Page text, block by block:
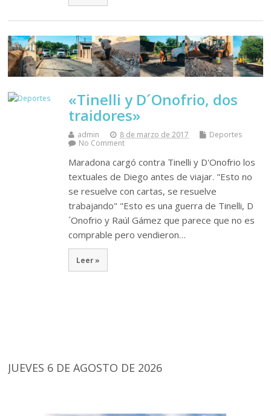
«Tinelli y D´Onofrio, dos
traidores»
admin 8 de marzo de 2017
Deportes
No Comment
Maradona cargó contra Tinelli y D'Onofrio los
textuales de Diego antes de viajar. "Esto no
se resuelve con cartas, se resuelve
trabajando" "Esto es una guerra de Tinelli, D
´Onofrio y Raúl Gámez que parece que no es
comprable pero vendieron…
Leer »
JUEVES 6 DE AGOSTO DE 2026